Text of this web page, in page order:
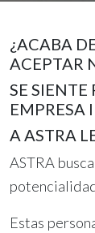
¿ACABA
ACEPTAR
SE
EMPRESA
A ASTRA
ASTRA
Estas